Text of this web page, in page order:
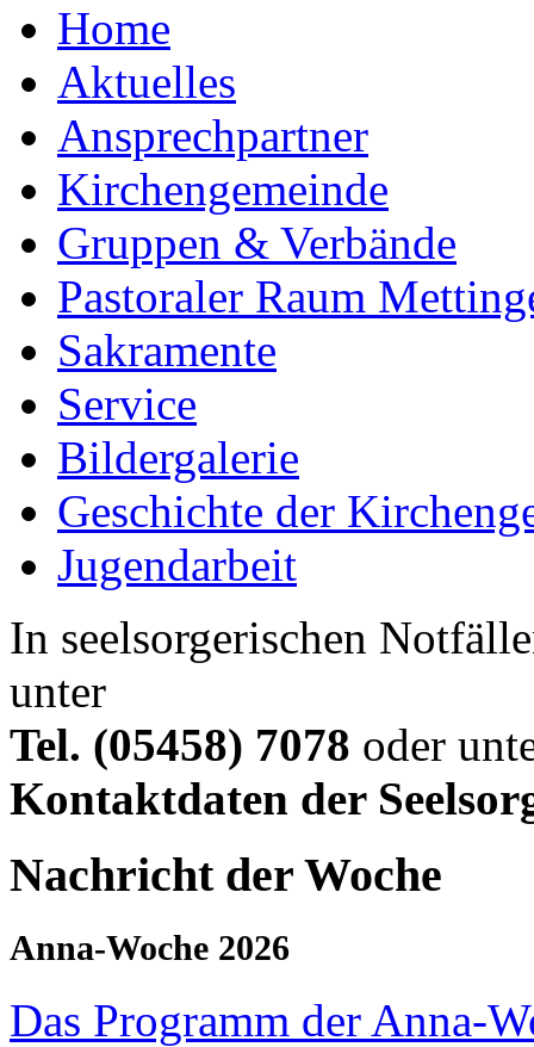
Home
Aktuelles
Ansprechpartner
Kirchengemeinde
Gruppen & Verbände
Pastoraler Raum
Sakramente
Service
Bildergalerie
Geschichte der
Jugendarbeit
In seelsorgerischen
unter
Tel. (05458) 7078 oder
Kontaktdaten der
Nachricht der Woche
Anna-Woche 2026
Das Programm der Anna-